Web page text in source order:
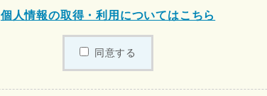
個人情報の取得・利用についてはこちら
同意する